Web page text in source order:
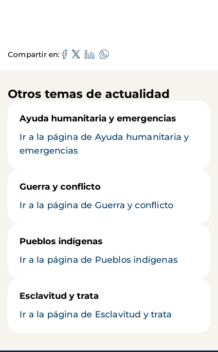
Compartir en
Otros temas de actualidad
Ayuda humanitaria y emergencias
Ir a la página de Ayuda humanitaria y
emergencias
Guerra y conflicto
Ir a la página de Guerra y conflicto
Pueblos indígenas
Ir a la página de Pueblos indígenas
Esclavitud y trata
Ir a la página de Esclavitud y trata